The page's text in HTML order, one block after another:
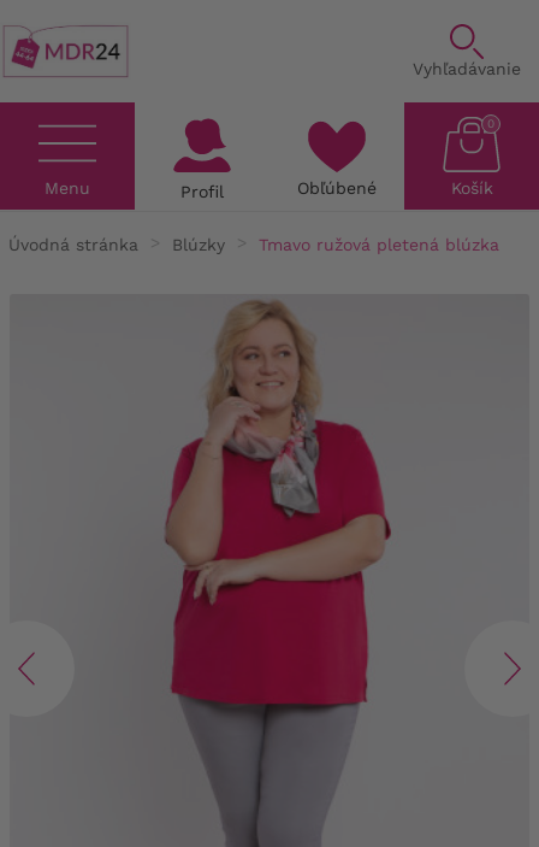
Vyhľadávanie
Menu Profil Obľúbené Košík
0
Úvodná stránka Blúzky Tmavo ružová pletená blúzka